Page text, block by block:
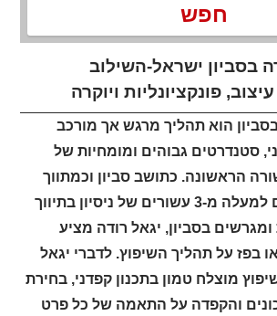
חפש
בסביון ישראל-השילוב
פונקציונליות ויוקרה
הוא תהליך מרגש אך מורכב
סטנדרטים גבוהים ומומחיות של
הראשונה. כתושב סביון וכמתווך
המוביל בסביון עם למעלה מ-3 עשורים של ניסיון בתיווך
ומגרשים בסביון, יגאל רודה מציע
בפז על תהליך השיפוץ. לדברי יגאל
מוצלח טמון בתכנון קפדני, בחירת
והקפדה על התאמה של כל פרט